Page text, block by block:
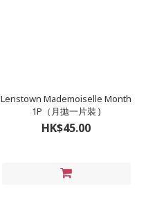
Lenstown Mademoiselle Month
1P（月拋一片裝 )
HK$45.00